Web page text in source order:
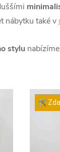
nábytku také v
stylu nabízíme